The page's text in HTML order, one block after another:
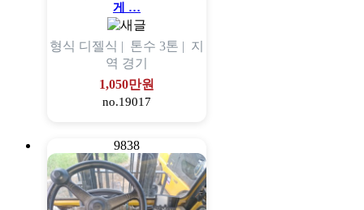
게 …
형식 디젤식 | 톤수 3톤 | 지
역 경기
1,050만원
no.19017
9838